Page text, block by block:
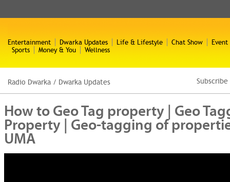
Entertainment Dwarka Updates Life & Lifestyle Chat Show
Event
Sports
Money & You Wellness
Radio Dwarka / Dwarka Updates
How to Geo Tag property | Geo
Property | Geo-tagging of
UMA